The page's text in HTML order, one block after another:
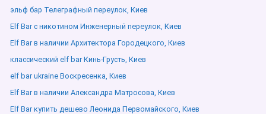
эльф бар Телеграфный переулок, Киев
Elf Bar с никотином Инженерный переулок, Киев
Elf Bar в наличии Архитектора Городецкого, Киев
классический elf bar Кинь-Грусть, Киев
elf bar ukraine Воскресенка, Киев
Elf Bar в наличии Александра Матросова, Киев
Elf Bar купить дешево Леонида Первомайского, Киев